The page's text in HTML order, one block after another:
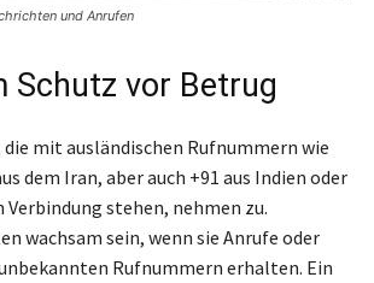
und Anrufen
Schutz vor Betrug
mit ausländischen Rufnummern wie
dem Iran, aber auch +91 aus Indien oder
Verbindung stehen, nehmen zu.
wachsam sein, wenn sie Anrufe oder
Rufnummern erhalten. Ein